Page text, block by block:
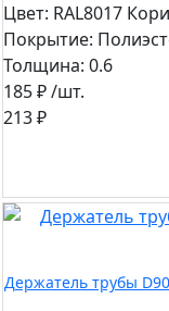
Цвет: RAL8017
Покрытие:
Толщина: 0.6
185 ₽/шт.
213 ₽
Держатель трубы